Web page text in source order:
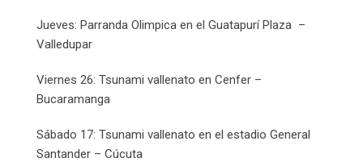
Jueves: Parranda Olimpica en el Guatapurí Plaza –
Valledupar
Viernes 26: Tsunami vallenato en Cenfer –
Bucaramanga
Sábado 17: Tsunami vallenato en el estadio General
Santander – Cúcuta